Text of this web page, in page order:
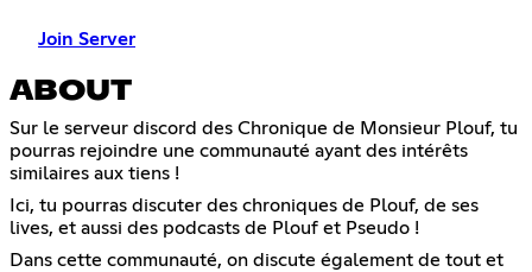
Join Server
ABOUT
Sur le serveur discord des Chronique de Monsieur Plouf, tu
pourras rejoindre une communauté ayant des intérêts
similaires aux tiens !
Ici, tu pourras discuter des chroniques de Plouf, de ses
lives, et aussi des podcasts de Plouf et Pseudo !
Dans cette communauté, on discute également de tout et